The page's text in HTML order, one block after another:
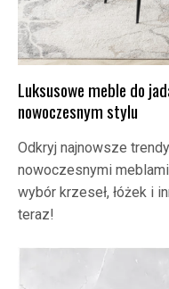
Luksusowe meble do
nowoczesnym stylu
Odkryj najnowsze
nowoczesnymi
wybór krzeseł, łóżek i
teraz!